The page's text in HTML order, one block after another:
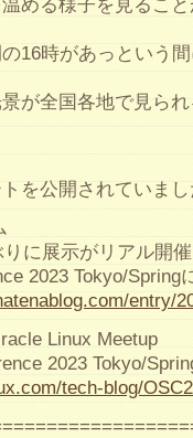
める様子を見るこ
16時があっという
が全国各地で見ら
を公開されていま
に展示がリアル開
2023 Tokyo/Spring
entry/
Linux Meetup
2023 Tokyo/
tech-blog/